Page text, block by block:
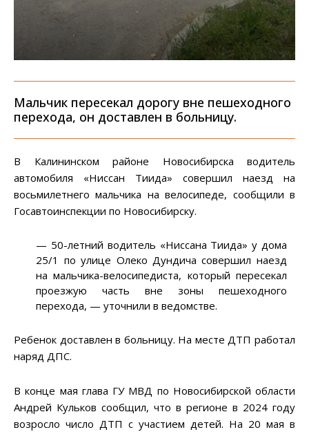
Мальчик пересекал дорогу вне пешеходного
перехода, он доставлен в больницу.
В Калининском районе Новосибирска водитель
автомобиля «Ниссан Тиида» совершил наезд на
восьмилетнего мальчика на велосипеде, сообщили в
Госавтоинспекции по Новосибирску.
— 50-летний водитель «Ниссана Тиида» у дома
25/1 по улице Олеко Дундича совершил наезд
на мальчика-велосипедиста, который пересекал
проезжую часть вне зоны пешеходного
перехода, — уточнили в ведомстве.
Ребенок доставлен в больницу. На месте ДТП работал
наряд ДПС.
В конце мая глава ГУ МВД по Новосибирской области
Андрей Кульков сообщил, что в регионе в 2024 году
возросло число ДТП с участием детей. На 20 мая в